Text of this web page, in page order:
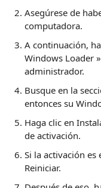
Asegúrese de
computadora.
A continuación,
Windows Loader
administrador.
Busque en la
entonces su
Haga clic en
de activación.
Si la activación es
Reiniciar.